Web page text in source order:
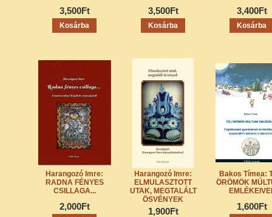
3,500Ft 3,500Ft 3,400Ft
Harangozó Imre:
RADNA FÉNYES
CSILLAGA...
2,000Ft
Harangozó Imre:
ELMULASZTOTT
UTAK, MEGTALÁLT
ÖSVÉNYEK
1,900Ft
Bakos Tímea:
ÖRÖMÖK
1,600Ft